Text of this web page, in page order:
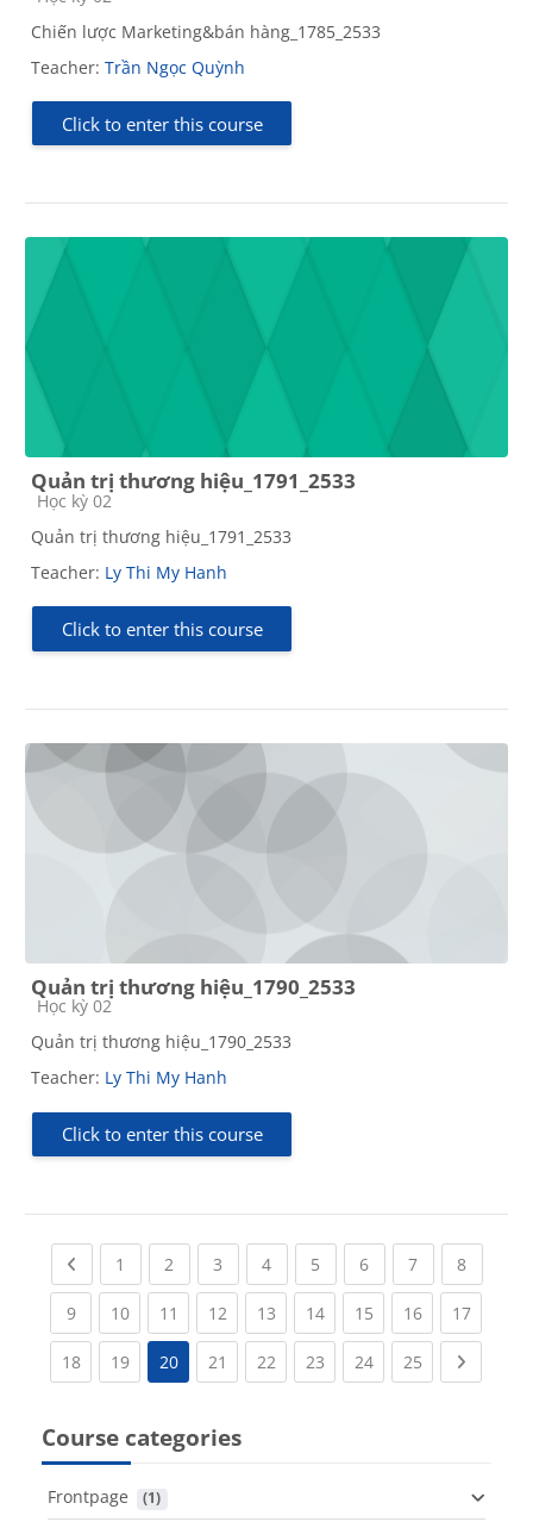
Chiến lược Marketing&bán hàng_1785_2533
Teacher: Trần Ngọc Quỳnh
Click to enter this course
Quản trị thương hiệu_1791_2533
Course category
Học kỳ 02
Quản trị thương hiệu_1791_2533
Teacher: Ly Thi My Hanh
Click to enter this course
Quản trị thương hiệu_1790_2533
Course category
Học kỳ 02
Quản trị thương hiệu_1790_2533
Teacher: Ly Thi My Hanh
Click to enter this course
Previous page
1 (current)
2 (current)
3 (current)
4(current)
5 (current)
6(current)
7(current)
8(current)
9(current)
10(current)
11 (current)
12(current)
13(current)
14(current)
15(current)
16(current)
17
18(current)
19(current)
20 21 (current)
22(current)
23(current)
24(current)
25(current)
Course categories
Frontpage (1)